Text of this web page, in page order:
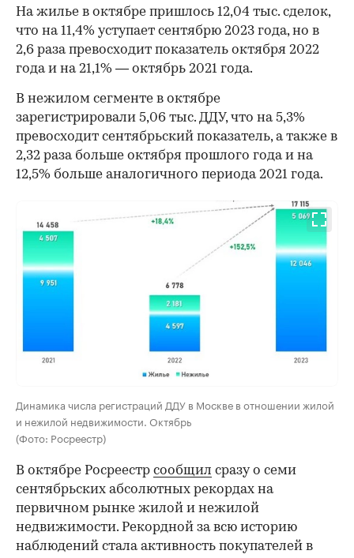
На жилье в октябре пришлось 12,04 тыс. сделок,
что на 11,4% уступает сентябрю 2023 года, но в
2,6 раза превосходит показатель октября 2022
года и на 21,1% — октябрь 2021 года.
В нежилом сегменте в октябре
зарегистрировали 5,06 тыс. ДДУ, что на 5,3%
превосходит сентябрьский показатель, а также в
2,32 раза больше октября прошлого года и на
12,5% больше аналогичного периода 2021 года.
Динамика числа регистраций ДДУ в Москве в отношении жилой
и нежилой недвижимости. Октябрь
(Фото: Росреестр)
В октябре Росреестр сообщил сразу о семи
сентябрьских абсолютных рекордах на
первичном рынке жилой и нежилой
недвижимости. Рекордной за всю историю
наблюдений стала активность покупателей в